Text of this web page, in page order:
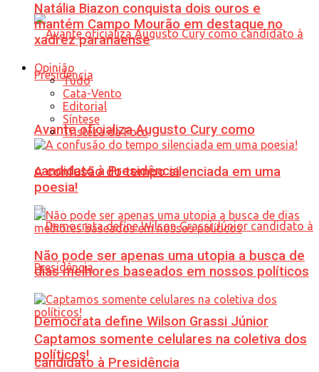
Avante oficializa Augusto Cury como
candidato à Presidência
Democrata define Wilson Grassi Júnior
candidato à Presidência
Natália Biazon conquista dois ouros e
mantém Campo Mourão em destaque no
xadrez paranaense
Opinião
Tudo
Cata-Vento
Editorial
Síntese
Tristeza da Foto
A confusão do tempo silenciada em uma
poesia!
Não pode ser apenas uma utopia a busca de
dias melhores baseados em nossos políticos
Captamos somente celulares na coletiva dos
políticos!